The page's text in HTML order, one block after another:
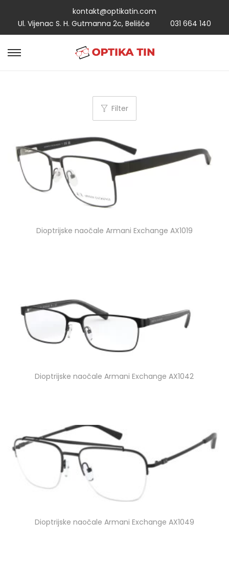
kontakt@optikatin.com
Ul. Vijenac S. H. Gutmanna 2c, Belišće
031 664 140
Filter
Dioptrijske naočale Armani Exchange AX1019
Dioptrijske naočale Armani Exchange AX1042
Dioptrijske naočale Armani Exchange AX1049